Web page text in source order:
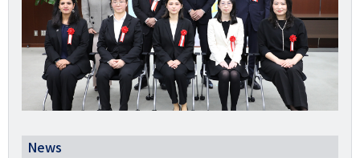
News